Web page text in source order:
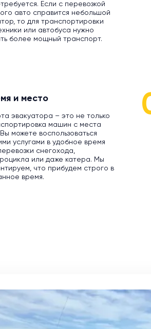
Если с перевозкой
авто справится небольшой
то для транспортировки
или автобуса нужно
более мощный транспорт.
и место
эвакуатора – это не только
машин с места
можете воспользоваться
услугами в удобное время
снегохода,
или даже катера. Мы
что прибудем строго в
время.